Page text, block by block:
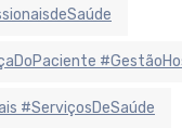
#ServiçosDeSaúde